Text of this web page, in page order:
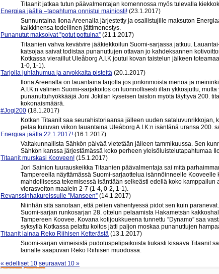
Titaanit jatkaa tutun päävalmentajan komennossa myös tulevalla
Energiaa jäällä –tapahtuma onnistui mainiosti! (23.1.2017)
Sunnuntaina Ilona Areenalla järjestetty ja osallistujille maksuton
kaikkinensa todellinen jättimenestys.
Punanutut maksoivat ”potut pottuina” (21.1.2017)
Titaanien vahva kevätvire jääkiekkoilun Suomi-sarjassa jatkuu.
katsojaa saivat todistaa punanuttujen ottavan jo kahdeksannen
Kotkassa vieraillut Uleåborg A.I.K joutui kovan taistelun jälkeen
1-0, 1-1).
Tarjolla juhlahumua ja arvokkaita pisteitä (20.1.2017)
Ilona Areenalla on lauantaina tarjolla jos jonkinmoista menoa ja
A.I.K:n välinen Suomi-sarjakoitos on luonnollisesti illan ykkösjuttu,
punanuttuhyökkääjä Joni Jokilan kyseisen taiston myötä täyttyvä 200.
kokonaismäärä.
#Jogi200 (18.1.2017)
Kotkan Titaanit saa seurahistoriaansa jälleen uuden sataluvunrikkojan,
pelaa kuluvan viikon lauantaina Uleåborg A.I.K:n isäntänä uransa 200.
Energiaa jäällä 22.1.2017! (16.1.2017)
Valtakunnallista Sähkön päivää vietetään jälleen tammikuussa. Sen
Sähkön kanssa järjestämässä koko perheen yleisöluistelutapahtumaa
Titaanit murskasi Kooveen! (15.1.2017)
Jori Sainion tuurauskeikka Titaanien päävalmentaja sai mitä
Tampereella näyttämässä Suomi-sarjaottelua isännöinneelle
mahdollisessa tekemisessä isäntiään selkeästi edellä koko kamppailun
vierasvoiton maalein 2-7 (1-4, 0-2, 1-1).
Revanssinhakureissulle ”Manseen” (14.1.2017)
Niinhän sitä sanotaan, että pelien vähentyessä pidot sen kuin
Suomi-sarjan runkosarjan 28. ottelun pelaamista Hakametsän
Tampereen Koovee. Kovana kotijoukkueena tunnettu ”Dynamo” saa
syksyllä Kotkassa pelattu koitos jätti paljon moskaa punanuttujen
Titaanit lainaa Reko Riihisen Ketterästä (13.1.2017)
Suomi-sarjan viimeisistä pudotuspelipaikoista tiukasti kisaava Titaanit
lainalle saapuvan Reko Riihisen muodossa.
« edelliset 10 seuraavat 10 »